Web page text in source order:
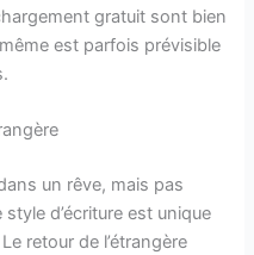
gratuit sont bien
est parfois prévisible
un rêve, mais pas
d’écriture est unique
retour de l’étrangère